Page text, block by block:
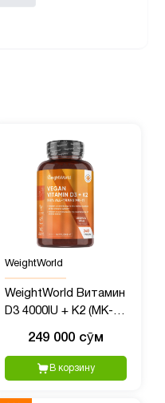
WeightWorld
WeightWorld Витамин
D3 4000IU + K2 (MK-7)
249 000 сӯм
В корзину